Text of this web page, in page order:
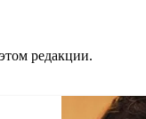
редакции.